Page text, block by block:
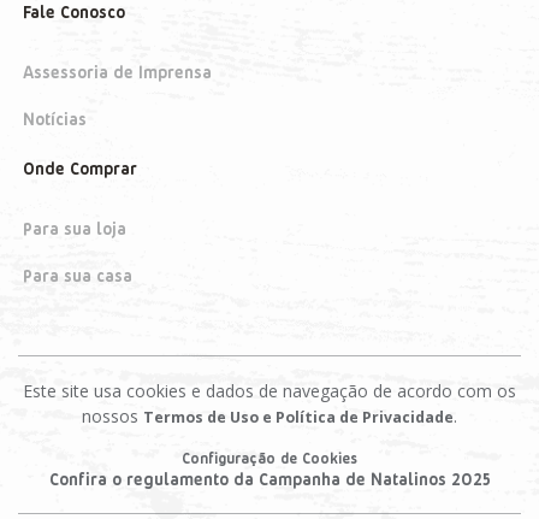
Fale Conosco
Assessoria de Imprensa
Notícias
Onde Comprar
Para sua loja
Para sua casa
Este site usa cookies e dados de navegação de acordo com os
nossos Termos de Uso e Política de Privacidade.
Configuração de Cookies
Confira o regulamento da Campanha de Natalinos 2025